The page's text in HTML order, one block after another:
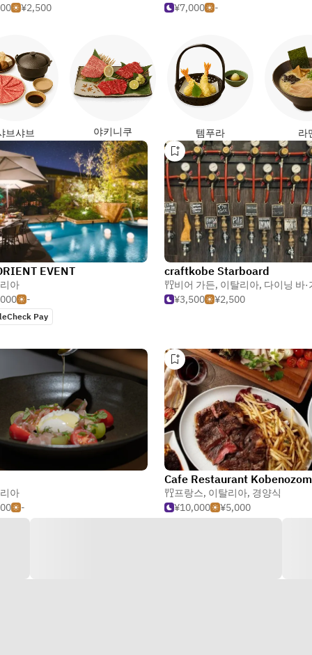
¥2,500
¥7,000
-
브샤브 야키니쿠 템푸라 라
EVENT
아
-
Pay
craftkobe Starboard
비어 가든, 이탈리아, 다이닝 바·가스
¥3,500
¥2,500
아
-
프랑스, 이탈리아, 경양식
¥10,000
¥5,000